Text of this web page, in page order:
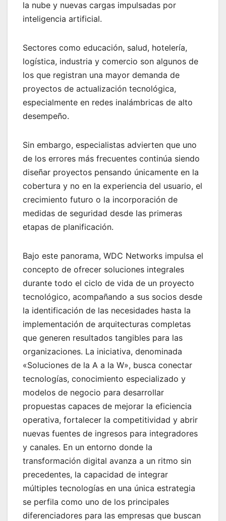
la nube y nuevas cargas impulsadas por
inteligencia artificial.
Sectores como educación, salud, hotelería,
logística, industria y comercio son algunos de
los que registran una mayor demanda de
proyectos de actualización tecnológica,
especialmente en redes inalámbricas de alto
desempeño.
Sin embargo, especialistas advierten que uno
de los errores más frecuentes continúa siendo
diseñar proyectos pensando únicamente en la
cobertura y no en la experiencia del usuario, el
crecimiento futuro o la incorporación de
medidas de seguridad desde las primeras
etapas de planificación.
Bajo este panorama, WDC Networks impulsa el
concepto de ofrecer soluciones integrales
durante todo el ciclo de vida de un proyecto
tecnológico, acompañando a sus socios desde
la identificación de las necesidades hasta la
implementación de arquitecturas completas
que generen resultados tangibles para las
organizaciones. La iniciativa, denominada
«Soluciones de la A a la W», busca conectar
tecnologías, conocimiento especializado y
modelos de negocio para desarrollar
propuestas capaces de mejorar la eficiencia
operativa, fortalecer la competitividad y abrir
nuevas fuentes de ingresos para integradores
y canales. En un entorno donde la
transformación digital avanza a un ritmo sin
precedentes, la capacidad de integrar
múltiples tecnologías en una única estrategia
se perfila como uno de los principales
diferenciadores para las empresas que buscan